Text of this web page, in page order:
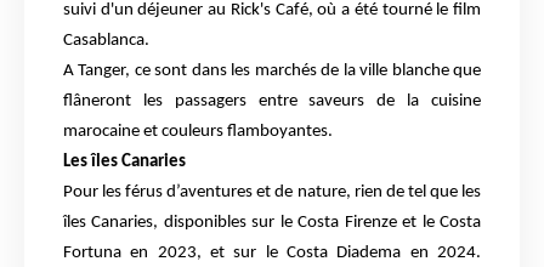
suivi d'un déjeuner au Rick's Café, où a été tourné le film
Casablanca.
A Tanger, ce sont dans les marchés de la ville blanche que
flâneront les passagers entre saveurs de la cuisine
marocaine et couleurs flamboyantes.
Les îles Canaries
Pour les férus d’aventures et de nature, rien de tel que les
îles Canaries, disponibles sur le Costa Firenze et le Costa
Fortuna en 2023, et sur le Costa Diadema en 2024.